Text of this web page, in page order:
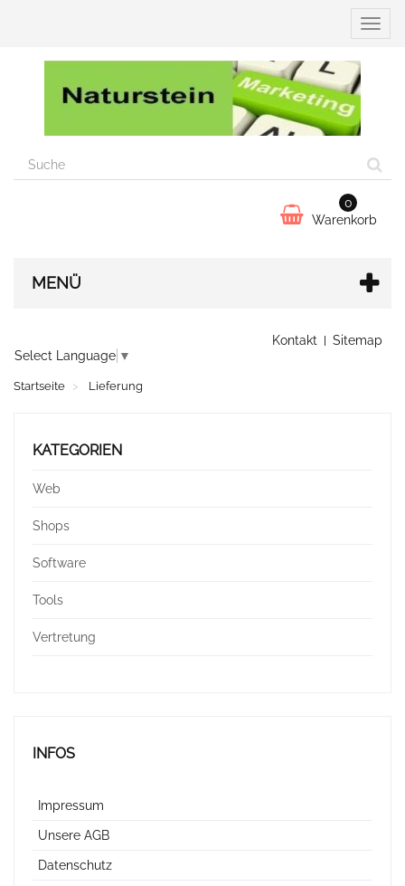
Warenkorb
0
MENÜ
Kontakt
Sitemap
Select Language ▼
Startseite Lieferung
KATEGORIEN
Web
Shops
Software
Tools
Vertretung
INFOS
Impressum
Unsere AGB
Datenschutz